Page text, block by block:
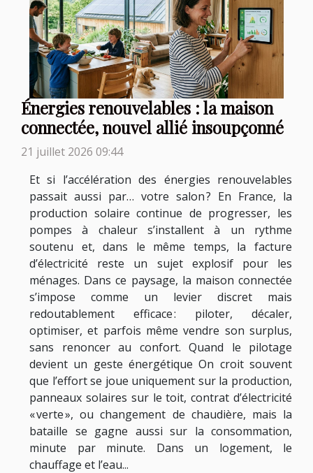
Énergies renouvelables : la maison
connectée, nouvel allié insoupçonné
21 juillet 2026 09:44
Et si l’accélération des énergies renouvelables
passait aussi par… votre salon ? En France, la
production solaire continue de progresser, les
pompes à chaleur s’installent à un rythme
soutenu et, dans le même temps, la facture
d’électricité reste un sujet explosif pour les
ménages. Dans ce paysage, la maison connectée
s’impose comme un levier discret mais
redoutablement efficace : piloter, décaler,
optimiser, et parfois même vendre son surplus,
sans renoncer au confort. Quand le pilotage
devient un geste énergétique On croit souvent
que l’effort se joue uniquement sur la production,
panneaux solaires sur le toit, contrat d’électricité
« verte », ou changement de chaudière, mais la
bataille se gagne aussi sur la consommation,
minute par minute. Dans un logement, le
chauffage et l’eau...